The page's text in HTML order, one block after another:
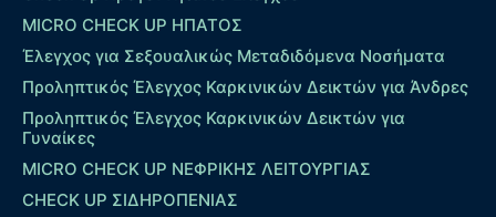
MICRO CHECK UP HΠΑΤΟΣ
Έλεγχος για Σεξουαλικώς Μεταδιδόμενα Νοσήματα
Προληπτικός Έλεγχος Καρκινικών Δεικτών για Άνδρες
Προληπτικός Έλεγχος Καρκινικών Δεικτών για
Γυναίκες
MICRO CHECK UP ΝΕΦΡΙΚΗΣ ΛΕΙΤΟΥΡΓΙΑΣ
CHECK UP ΣΙΔΗΡΟΠΕΝΙΑΣ